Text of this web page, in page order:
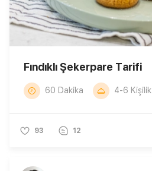
Fındıklı Şekerpare Tarifi
60 Dakika 4-6 Kişilik
93 12